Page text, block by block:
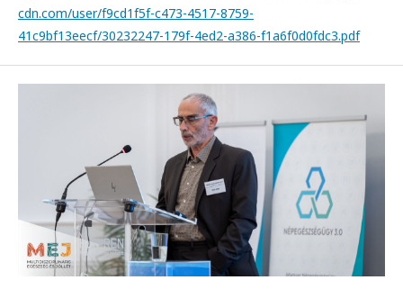
cdn.com/user/f9cd1f5f-c473-4517-8759-
41c9bf13eecf/30232247-179f-4ed2-a386-f1a6f0d0fdc3.pdf